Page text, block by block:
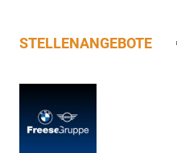
STELLENANGEBOTE